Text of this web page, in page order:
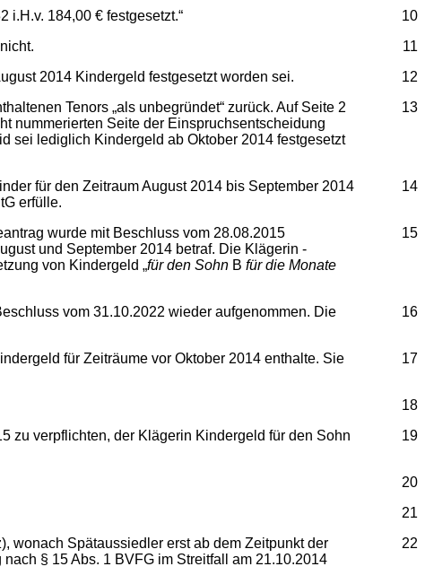
10
i.H.v. 184,00 € festgesetzt.“
11
12
2014 Kindergeld festgesetzt worden sei.
13
Tenors „als unbegründet“ zurück. Auf Seite 2
nummerierten Seite der Einspruchsentscheidung
sei lediglich Kindergeld ab Oktober 2014 festgesetzt
14
für den Zeitraum August 2014 bis September 2014
erfülle.
15
wurde mit Beschluss vom 28.08.2015
und September 2014 betraf. Die Klägerin -
von Kindergeld „für den Sohn B für die Monate
16
vom 31.10.2022 wieder aufgenommen. Die
17
für Zeiträume vor Oktober 2014 enthalte. Sie
18
19
zu verpflichten, der Klägerin Kindergeld für den Sohn
20
21
22
wonach Spätaussiedler erst ab dem Zeitpunkt der
§ 15 Abs. 1 BVFG im Streitfall am 21.10.2014